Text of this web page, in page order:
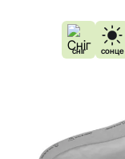
сніг сонце